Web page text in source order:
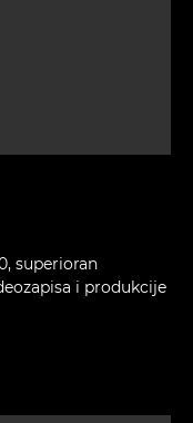
superioran
i produkcije